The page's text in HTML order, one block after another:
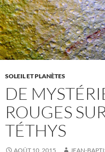
SOLEIL ET PLANÈTES
DE
ROUGES
TÉTHYS
AOÛT 10, 2015 JEAN-